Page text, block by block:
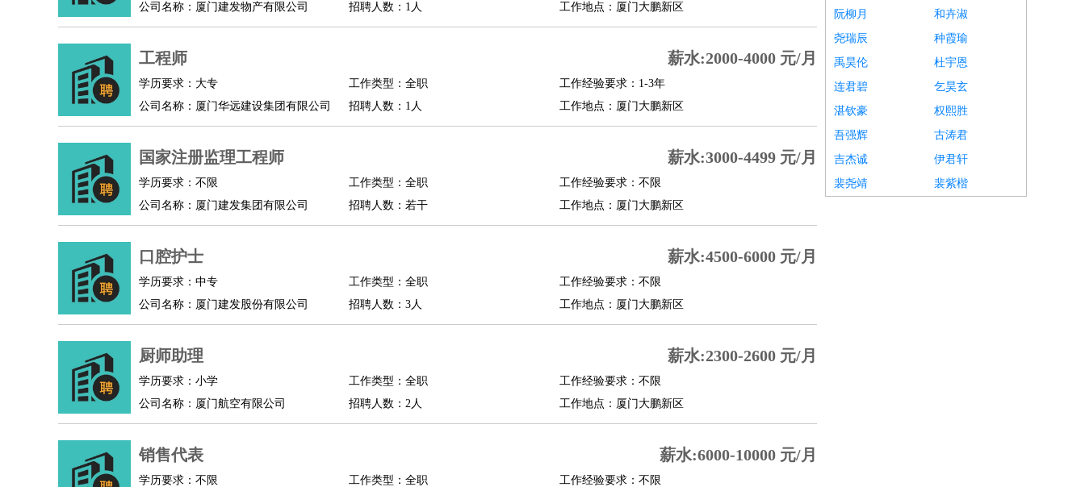
公司名称：厦门建发物产有限公司
招聘人数：1人 工作地点：厦门大鹏新区
工程师 薪水:2000-4000 元/月
学历要求：大专 工作类型：全职
工作经验要求：1-3年
公司名称：厦门华远建设集团有限公司
招聘人数：1人 工作地点：厦门大鹏新区
国家注册监理工程师 薪水:3000-4499 元/月
学历要求：不限 工作类型：全职
工作经验要求：不限
公司名称：厦门建发集团有限公司
招聘人数：若干 工作地点：厦门大鹏新区
口腔护士 薪水:4500-6000 元/月
学历要求：中专 工作类型：全职
工作经验要求：不限
公司名称：厦门建发股份有限公司
招聘人数：3人 工作地点：厦门大鹏新区
厨师助理 薪水:2300-2600 元/月
学历要求：小学 工作类型：全职
工作经验要求：不限
公司名称：厦门航空有限公司
招聘人数：2人 工作地点：厦门大鹏新区
销售代表 薪水:6000-10000 元/月
学历要求：不限 工作类型：全职
工作经验要求：不限
阮柳月
和卉淑
尧瑞辰
种霞瑜
禹昊伦
杜宇恩
连君碧
乞昊玄
湛钦豪
权熙胜
吾强辉
古涛君
吉杰诚
伊君轩
裴尧靖
裴紫楷